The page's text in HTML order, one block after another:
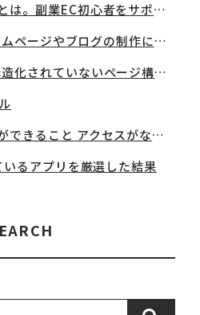
者をサポート！買いたくなる仕組みづくり。
ージやブログの制作について
れていないページ構成が原因？
と アクセスがないブログの改善方法
るアプリを厳選した結果